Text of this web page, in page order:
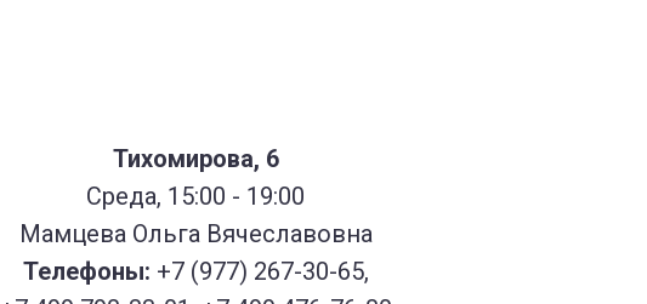
Тихомирова, 6
Среда, 15:00 - 19:00
Мамцева Ольга Вячеславовна
Телефоны: +7 (977) 267-30-65,